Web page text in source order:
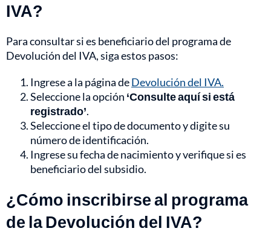
IVA?
Para consultar si es beneficiario del programa de
Devolución del IVA, siga estos pasos:
Ingrese a la página deDevolución del IVA.
Seleccione la opción ‘Consulte aquí si está
registrado’.
Seleccione el tipo de documento y digite su
número de identificación.
Ingrese su fecha de nacimiento y verifique si es
beneficiario del subsidio.
¿Cómo inscribirse al programa
de la Devolución del IVA?